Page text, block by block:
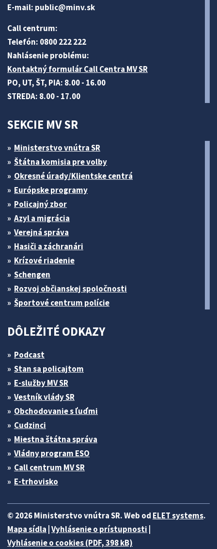
E-mail: public@minv.sk
Call centrum:
Telefón: 0800 222 222
Nahlásenie problému:
Kontaktný formulár Call Centra MV SR
PO, UT, ŠT, PIA: 8.00 - 16.00
STREDA: 8.00 - 17.00
SEKCIE MV SR
Ministerstvo vnútra SR
Štátna komisia pre volby
Okresné úrady/Klientske centrá
Európske programy
Policajný zbor
Azyl a migrácia
Verejná správa
Hasiči a záchranári
Krízové riadenie
Schengen
Rozvoj občianskej spoločnosti
Športové centrum polície
DÔLEŽITÉ ODKAZY
Podcast
Stan sa policajtom
E-služby MV SR
Vestník vlády SR
Obchodovanie s ľuďmi
Cudzinci
Miestna štátna správa
Vládny program ESO
Call centrum MV SR
E-trhovisko
© 2026 Ministerstvo vnútra SR. Web od ELET systems.
Mapa sídla Vyhlásenie o prístupnosti
Vyhlásenie o cookies (PDF, 398 kB)